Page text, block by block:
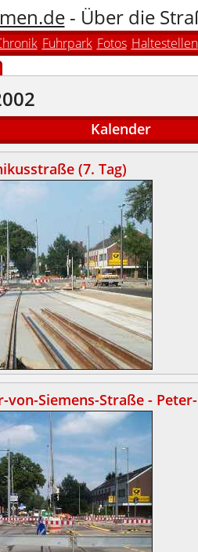
- Über die
Fuhrpark Fotos Haltestellen
Kalender
(7. Tag)
von-Siemens-Straße -